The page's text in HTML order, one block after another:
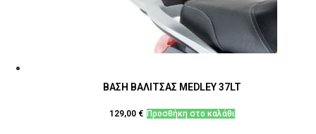
ΒΑΣΗ ΒΑΛΙΤΣΑΣ MEDLEY 37LT
129,00 € Προσθήκη στο καλάθι